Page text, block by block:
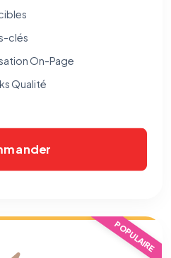
clés
On-Page
Qualité
POPULAIRE